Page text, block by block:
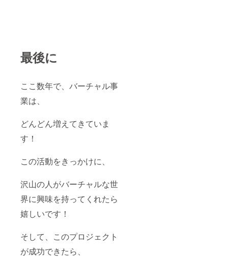
最後に
ここ数年で、バーチャル事
業は、
どんどん増えてきていま
す！
この活動をきっかけに、
沢山の人がバーチャルな世
界に興味を持ってくれたら
嬉しいです！
そして、このプロジェクト
が成功できたら、